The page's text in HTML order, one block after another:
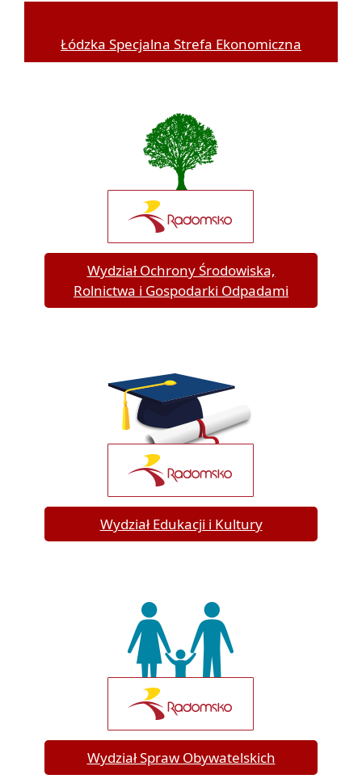
Łódzka Specjalna Strefa Ekonomiczna
Wydział Ochrony Środowiska,
Rolnictwa i Gospodarki Odpadami
Wydział Edukacji i Kultury
Wydział Spraw Obywatelskich